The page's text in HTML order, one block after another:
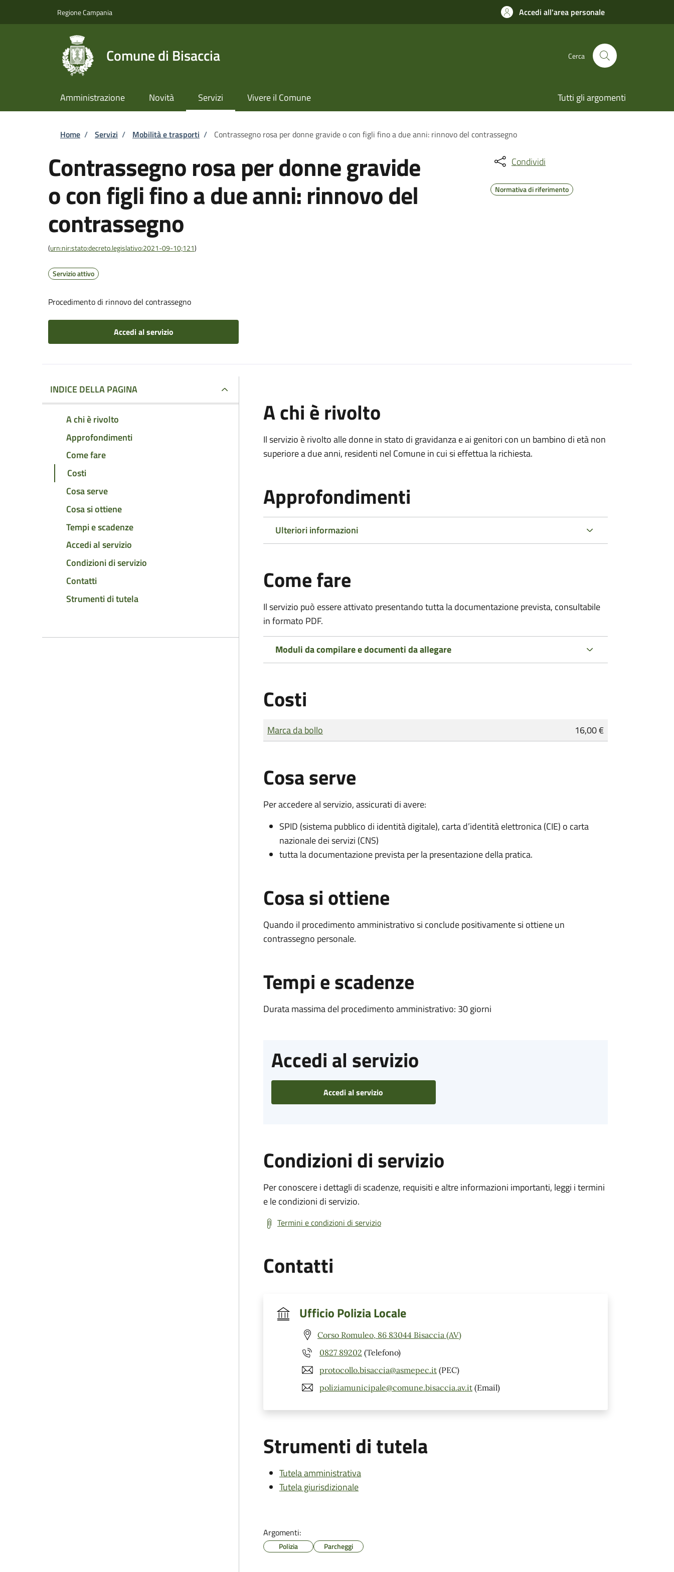
Regione Campania Accedi all'area personale
Comune di Bisaccia Cerca
Amministrazione Novità Servizi Vivere il Comune Tutti gli argomenti
Briciole di pane
Home / Servizi / Mobilità e trasporti / Contrassegno rosa per donne gravide o con figli fino a due anni: rinnovo del contrassegno
Contrassegno rosa per donne gravide
o con figli fino a due anni: rinnovo del
contrassegno
(urn:nir:stato:decreto.legislativo:2021-09-10;121)
Servizio attivo
Procedimento di rinnovo del contrassegno
Accedi al servizio
Condividi
Normativa di riferimento
INDICE DELLA PAGINA
A chi è rivolto
Approfondimenti
Come fare
Costi
Cosa serve
Cosa si ottiene
Tempi e scadenze
Accedi al servizio
Condizioni di servizio
Contatti
Strumenti di tutela
A chi è rivolto
Il servizio è rivolto alle donne in stato di gravidanza e ai genitori con un bambino di età non
superiore a due anni, residenti nel Comune in cui si effettua la richiesta.
Approfondimenti
Ulteriori informazioni
Come fare
Il servizio può essere attivato presentando tutta la documentazione prevista, consultabile
in formato PDF.
Moduli da compilare e documenti da allegare
Costi
Tipo di pagamento
Importo
Marca da bollo 16,00 €
Cosa serve
Per accedere al servizio, assicurati di avere:
SPID (sistema pubblico di identità digitale), carta d’identità elettronica (CIE) o carta
nazionale dei servizi (CNS)
tutta la documentazione prevista per la presentazione della pratica.
Cosa si ottiene
Quando il procedimento amministrativo si conclude positivamente si ottiene un
contrassegno personale.
Tempi e scadenze
Durata massima del procedimento amministrativo: 30 giorni
Accedi al servizio
Accedi al servizio
Condizioni di servizio
Per conoscere i dettagli di scadenze, requisiti e altre informazioni importanti, leggi i termini
e le condizioni di servizio.
Termini e condizioni di servizio
Contatti
Ufficio Polizia Locale
Corso Romuleo, 86 83044 Bisaccia (AV)
0827 89202 (Telefono)
protocollo.bisaccia@asmepec.it (PEC)
poliziamunicipale@comune.bisaccia.av.it (Email)
Strumenti di tutela
Tutela amministrativa
Tutela giurisdizionale
Argomenti:
Polizia Parcheggi